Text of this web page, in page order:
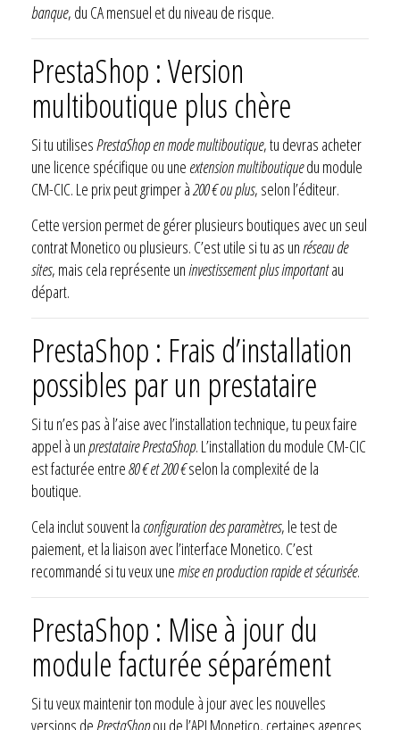
banque, du CA mensuel et du niveau de risque.
PrestaShop : Version
multiboutique plus chère
Si tu utilisesPrestaShop en mode multiboutique, tu devras acheter
une licence spécifique ou une extension multiboutiquedu module
CM-CIC. Le prix peut grimper à200 € ou plus, selon l’éditeur.
Cette version permet de gérer plusieurs boutiques avec un seul
contrat Monetico ou plusieurs. C’est utile si tu as un réseau de
sites, mais cela représente uninvestissement plus importantau
départ.
PrestaShop : Frais d’installation
possibles par un prestataire
Si tu n’es pas à l’aise avec l’installation technique, tu peux faire
appel à unprestataire PrestaShop. L’installation du module CM-CIC
est facturée entre80 € et 200 €selon la complexité de la
boutique.
Cela inclut souvent la configuration des paramètres, le test de
paiement, et la liaison avec l’interface Monetico. C’est
recommandé si tu veux une mise en production rapide et sécurisée.
PrestaShop : Mise à jour du
module facturée séparément
Si tu veux maintenir ton module à jour avec les nouvelles
versions dePrestaShopou de l’API Monetico, certaines agences